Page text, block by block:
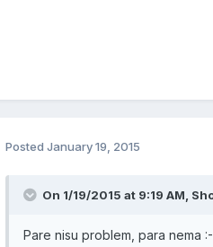
Posted January 19, 2015
On 1/19/2015 at 9:19 AM,
Pare nisu problem, para nema